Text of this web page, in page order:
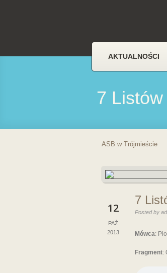
AKTUALNOŚCI
7
ASB w Trójmieście
12
PAŹ
2013
7
Posted by
Mówca:
Fragment: